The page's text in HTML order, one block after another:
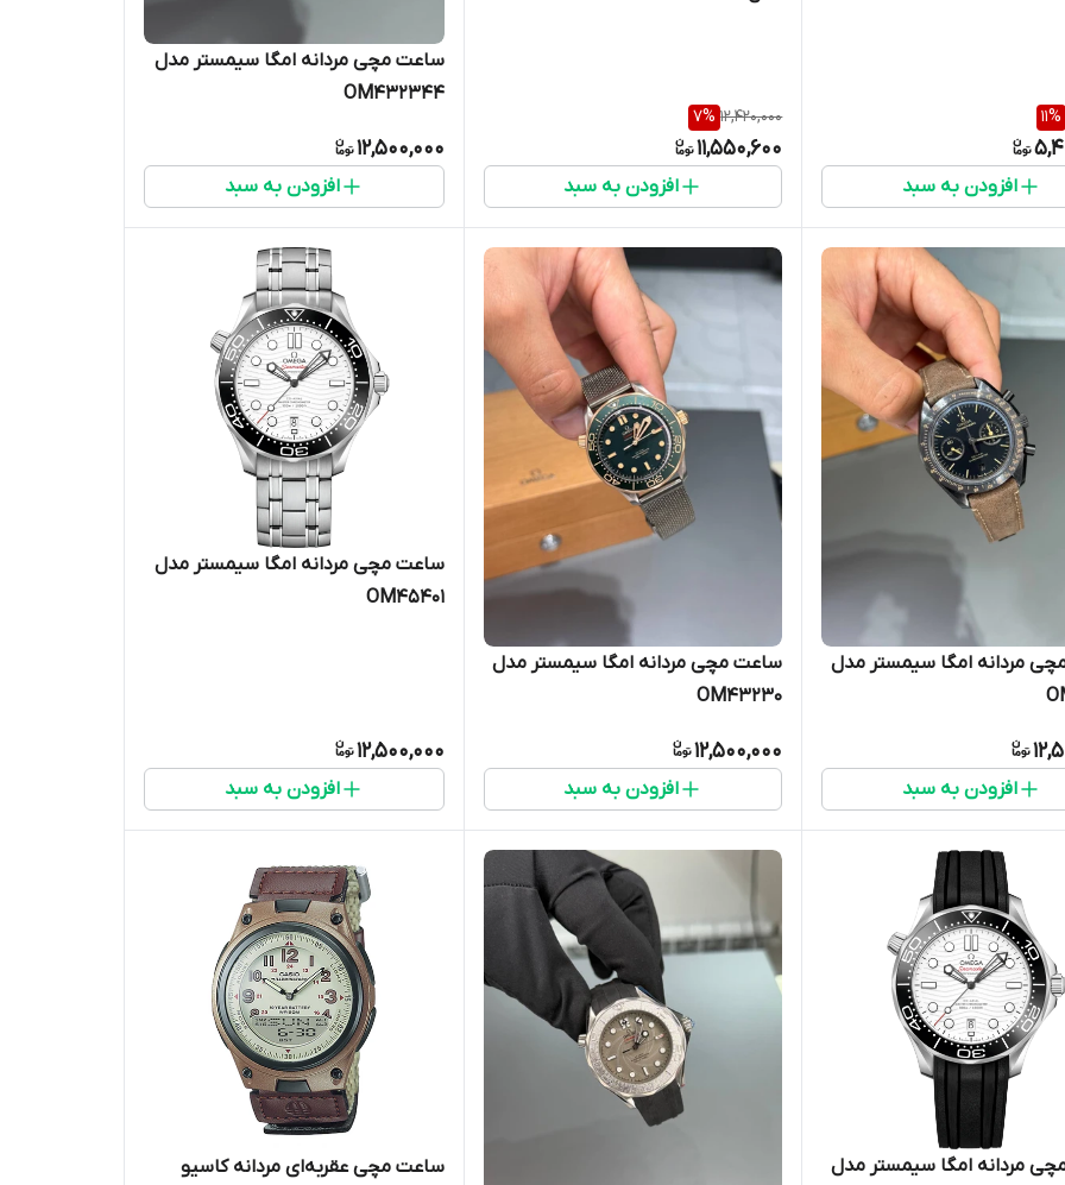
11%
افزودن به سبد
12,420,000
7%
11,550,600
افزودن به سبد
ساعت مچی مردانه امگا سیمستر مدل
OM432344
12,500,000
افزودن به سبد
مردانه امگا سیمستر مدل
افزودن به سبد
ساعت مچی مردانه امگا سیمستر مدل
OM43230
12,500,000
افزودن به سبد
ساعت مچی مردانه امگا سیمستر مدل
OM45401
12,500,000
افزودن به سبد
مردانه امگا سیمستر مدل
ساعت مچی عقربه‌ای مردانه کاسیو